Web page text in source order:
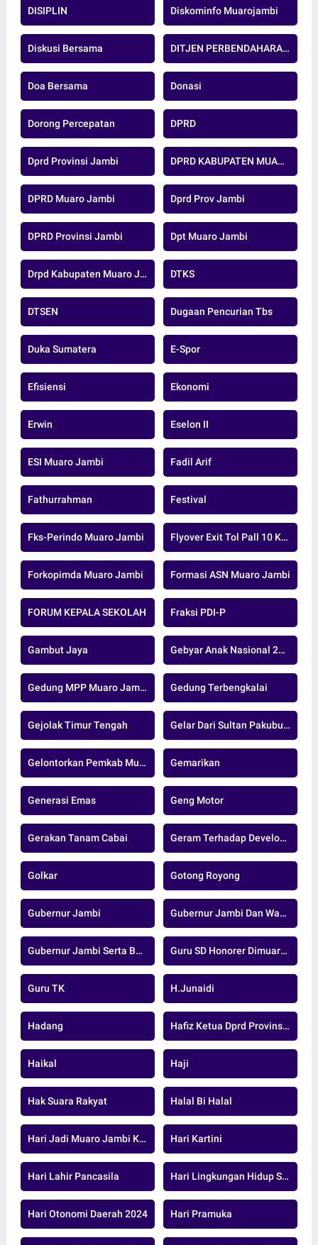
DISIPLIN Diskominfo Muarojambi
Diskusi Bersama DITJEN PERBENDAHARAAN
Doa Bersama Donasi
Dorong Percepatan DPRD
Dprd Provinsi Jambi DPRD KABUPATEN MUARO JAMBI
DPRD Muaro Jambi Dprd Prov Jambi
DPRD Provinsi Jambi Dpt Muaro Jambi
Drpd Kabupaten Muaro Jambi DTKS
DTSEN Dugaan Pencurian Tbs
Duka Sumatera E-Spor
Efisiensi Ekonomi
Erwin Eselon II
ESI Muaro Jambi Fadil Arif
Fathurrahman Festival
Fks-Perindo Muaro Jambi Flyover Exit Tol Pall 10 Kota Jambi
Forkopimda Muaro Jambi Formasi ASN Muaro Jambi
FORUM KEPALA SEKOLAH Fraksi PDI-P
Gambut Jaya Gebyar Anak Nasional 2024
Gedung MPP Muaro Jambi Gedung Terbengkalai
Gejolak Timur Tengah Gelar Dari Sultan Pakubuwono XIII
Gelontorkan Pemkab Muaro Jambi Gemarikan
Generasi Emas Geng Motor
Gerakan Tanam Cabai Geram Terhadap Developer Nakal
Golkar Gotong Royong
Gubernur Jambi Gubernur Jambi Dan Wakil Gubernur Jambi
Gubernur Jambi Serta Bupati Dan Wakil Bupati Muaro Jambi Guru SD Honorer Dimuaro Jambi
Guru TK H.junaidi
Hadang Hafiz Ketua Dprd Provinsi Jambi
Haikal Haji
Hak Suara Rakyat Halal Bi Halal
Hari Jadi Muaro Jambi Ke-26 Hari Kartini
Hari Lahir Pancasila Hari Lingkungan Hidup Sedunia
Hari Otonomi Daerah 2024 Hari Pramuka